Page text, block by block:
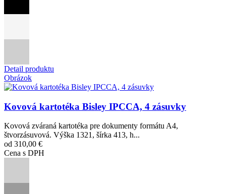
Detail produktu
Obrázok
Kovová kartotéka Bisley IPCCA, 4 zásuvky
Kovová zváraná kartotéka pre dokumenty formátu A4,
štvorzásuvová. Výška 1321, šírka 413, h...
od 310,00 €
Cena s DPH